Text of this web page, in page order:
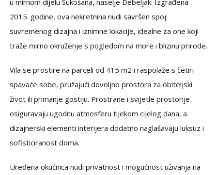
u mirnom dijelu Sukošana, naselje Debeljak. Izgrađena
2015. godine, ova nekretnina nudi savršen spoj
suvremenog dizajna i iznimne lokacije, idealne za one koji
traže mirno okruženje s pogledom na more i blizinu prirode.
Vila se prostire na parceli od 415 m2 i raspolaže s četiri
spavaće sobe, pružajući dovoljno prostora za obiteljski
život ili primanje gostiju. Prostrane i svijetle prostorije
osiguravaju ugodnu atmosferu tijekom cijelog dana, a
dizajnerski elementi interijera dodatno naglašavaju luksuz i
sofisticiranost doma.
Uređena okućnica nudi privatnost i mogućnost uživanja na